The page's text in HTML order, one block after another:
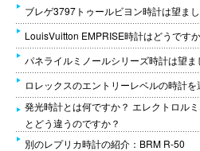
ブレゲ3797トゥールビヨン時計は望ま
LouisVuitton EMPRISE時計はどうです
パネライルミノールシリーズ時計は望ま
ロレックスのエントリーレベルの時計を
発光時計とは何ですか？ エレクトロル
とどう違うのですか？
別のレプリカ時計の紹介：BRM R-50